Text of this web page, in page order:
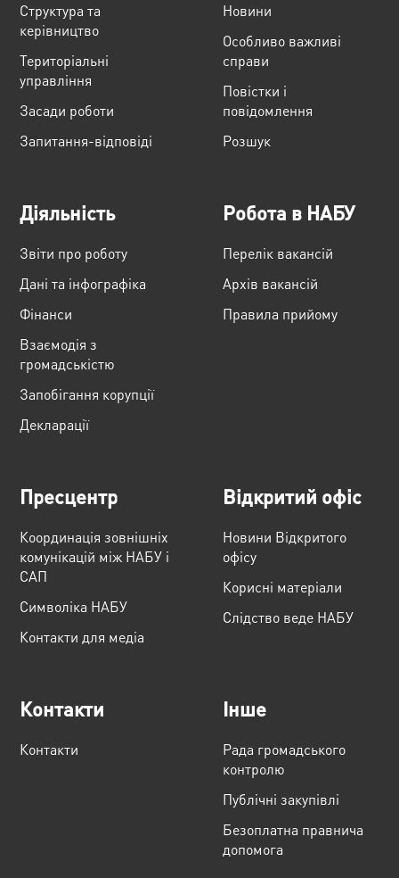
Структура та
керівництво
Територіальні
управління
Засади роботи
Запитання-відповіді
Новини
Особливо важливі
справи
Повістки і
повідомлення
Розшук
Діяльність
Звіти про роботу
Дані та інфографіка
Фінанси
Взаємодія з
громадськістю
Запобігання корупції
Декларації
Робота в НАБУ
Перелік вакансій
Архів вакансій
Правила прийому
Пресцентр
Координація зовнішніх
комунікацій між НАБУ і
САП
Cимволіка НАБУ
Контакти для медіа
Відкритий офіс
Новини Відкритого
офісу
Корисні матеріали
Слідство веде НАБУ
Контакти
Контакти
Інше
Рада громадського
контролю
Публічні закупівлі
Безоплатна правнича
допомога